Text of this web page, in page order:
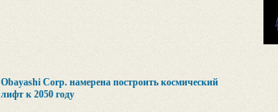
Obayashi Corp. намерена построить космический
лифт к 2050 году